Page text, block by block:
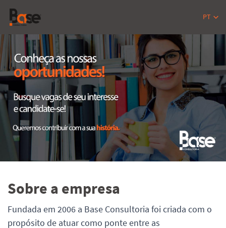
PT
Sobre a empresa
Fundada em 2006 a Base Consultoria foi criada com o
propósito de atuar como ponte entre as